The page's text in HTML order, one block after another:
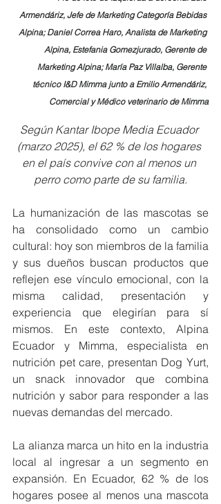
Armendáriz, Jefe de Marketing Categoría Bebidas
Alpina; Daniel Correa Haro, Analista de Marketing
Alpina, Estefania Gomezjurado, Gerente de
Marketing Alpina; María Paz Villalba, Gerente
técnico I&D Mimma junto a Emilio Armendáriz,
Comercial y Médico veterinario de Mimma
Según Kantar Ibope Media Ecuador
(marzo 2025), el 62 % de los hogares
en el país convive con al menos un
perro como parte de su familia.
La humanización de las mascotas se
ha consolidado como un cambio
cultural: hoy son miembros de la familia
y sus dueños buscan productos que
reflejen ese vínculo emocional, con la
misma calidad, presentación y
experiencia que elegirían para sí
mismos. En este contexto, Alpina
Ecuador y Mimma, especialista en
nutrición pet care, presentan Dog Yurt,
un snack innovador que combina
nutrición y sabor para responder a las
nuevas demandas del mercado.
La alianza marca un hito en la industria
local al ingresar a un segmento en
expansión. En Ecuador, 62 % de los
hogares posee al menos una mascota